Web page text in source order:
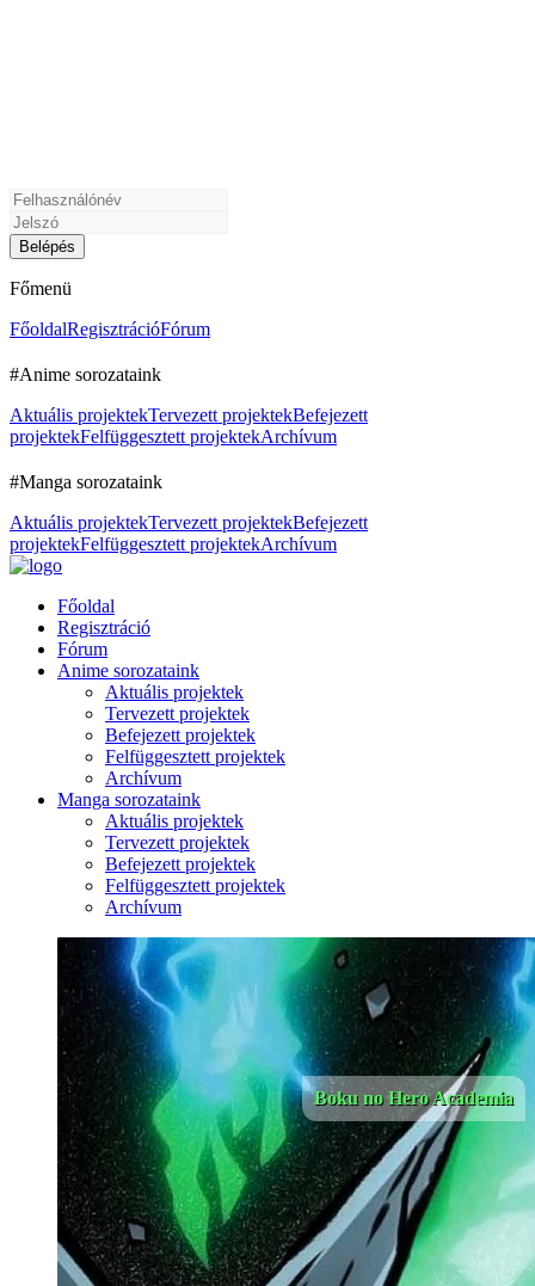
Főmenü
FőoldalRegisztrációFórum
#Anime sorozataink
Aktuális projektekTervezett projektekBefejezett
projektekFelfüggesztett projektekArchívum
#Manga sorozataink
Aktuális projektekTervezett projektekBefejezett
projektekFelfüggesztett projektekArchívum
Főoldal
Regisztráció
Fórum
Anime sorozataink
Aktuális projektek
Tervezett projektek
Befejezett projektek
Felfüggesztett projektek
Archívum
Manga sorozataink
Aktuális projektek
Tervezett projektek
Befejezett projektek
Felfüggesztett projektek
Archívum
Boku no Hero Academia